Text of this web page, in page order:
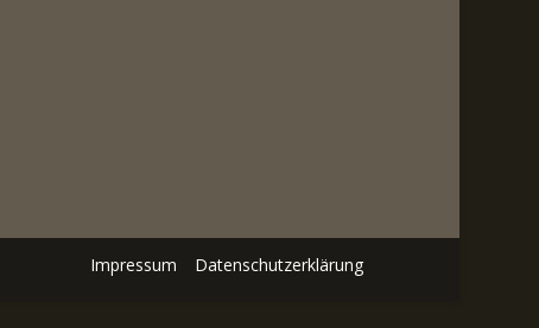
Impressum Datenschutzerklärung